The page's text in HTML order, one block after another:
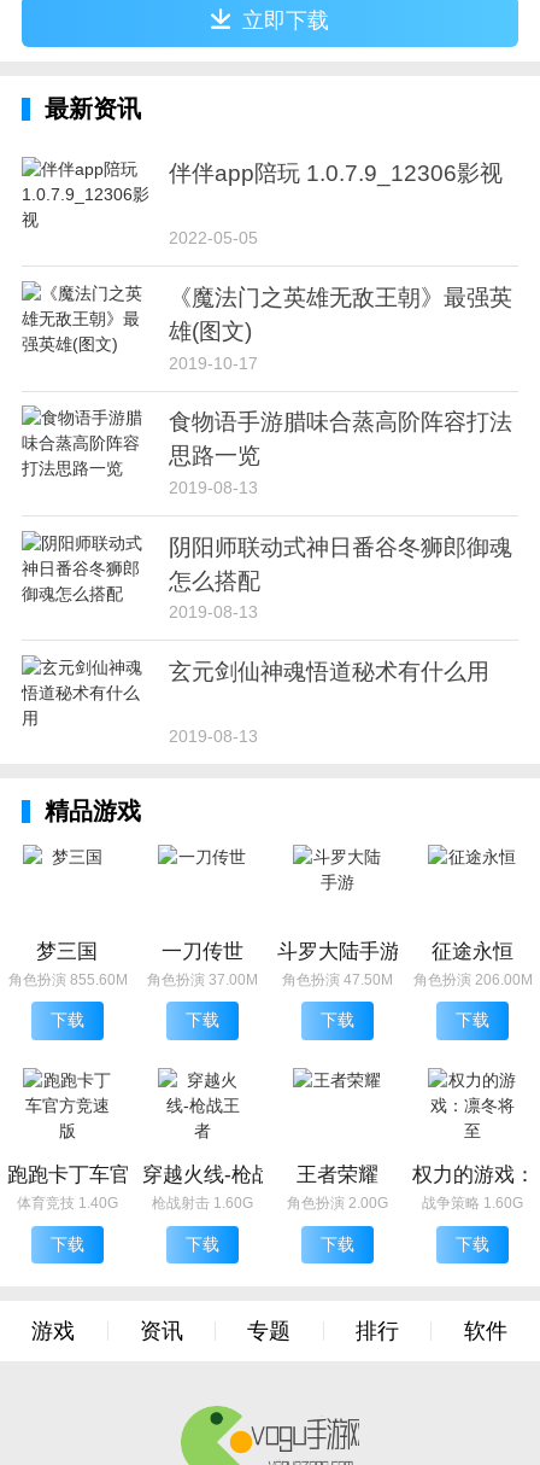
立即下载
最新资讯
伴伴app陪玩 1.0.7.9_12306影视
2022-05-05
《魔法门之英雄无敌王朝》最强英
雄(图文)
2019-10-17
食物语手游腊味合蒸高阶阵容打法
思路一览
2019-08-13
阴阳师联动式神日番谷冬狮郎御魂
怎么搭配
2019-08-13
玄元剑仙神魂悟道秘术有什么用
2019-08-13
精品游戏
梦三国
角色扮演 855.60M
下载
一刀传世
角色扮演 37.00M
下载
斗罗大陆手游
角色扮演 47.50M
下载
征途永恒
角色扮演 206.00M
下载
跑跑卡丁车官方竞速版
体育竞技 1.40G
下载
穿越火线-枪战王者
枪战射击 1.60G
下载
王者荣耀
角色扮演 2.00G
下载
权力的游戏
战争策略 1.60G
下载
游戏 资讯 专题 排行 软件